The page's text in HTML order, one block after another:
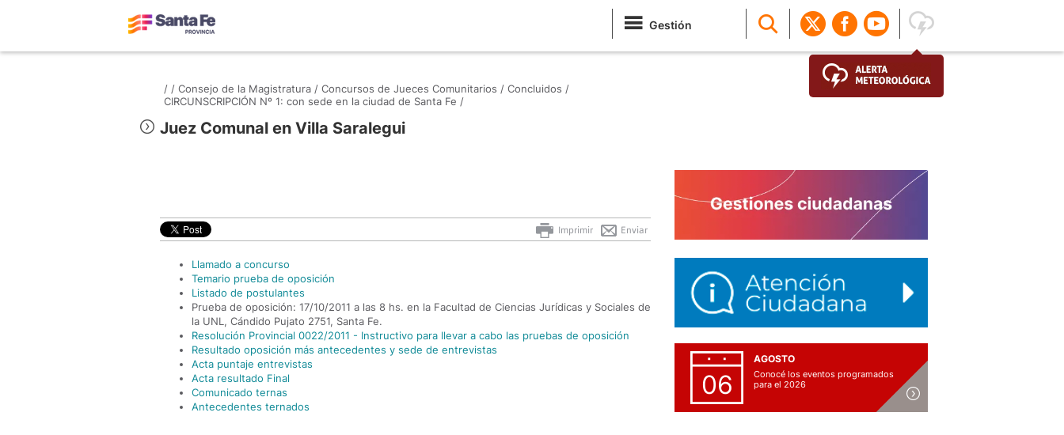
Gestión
/ / Consejo de la Magistratura / Concursos de Jueces Comunitarios / Concluidos /
CIRCUNSCRIPCIÓN Nº 1: con sede en la ciudad de Santa Fe /
Juez Comunal en Villa Saralegui
Enviar
Imprimir
Llamado a concurso
Temario prueba de oposición
Listado de postulantes
Prueba de oposición: 17/10/2011 a las 8 hs. en la Facultad de Ciencias Jurídicas y Sociales de
la UNL, Cándido Pujato 2751, Santa Fe.
Resolución Provincial 0022/2011 - Instructivo para llevar a cabo las pruebas de oposición
Resultado oposición más antecedentes y sede de entrevistas
Acta puntaje entrevistas
Acta resultado Final
Comunicado ternas
Antecedentes ternados
06
AGOSTO
Conocé los eventos programados
para el 2026